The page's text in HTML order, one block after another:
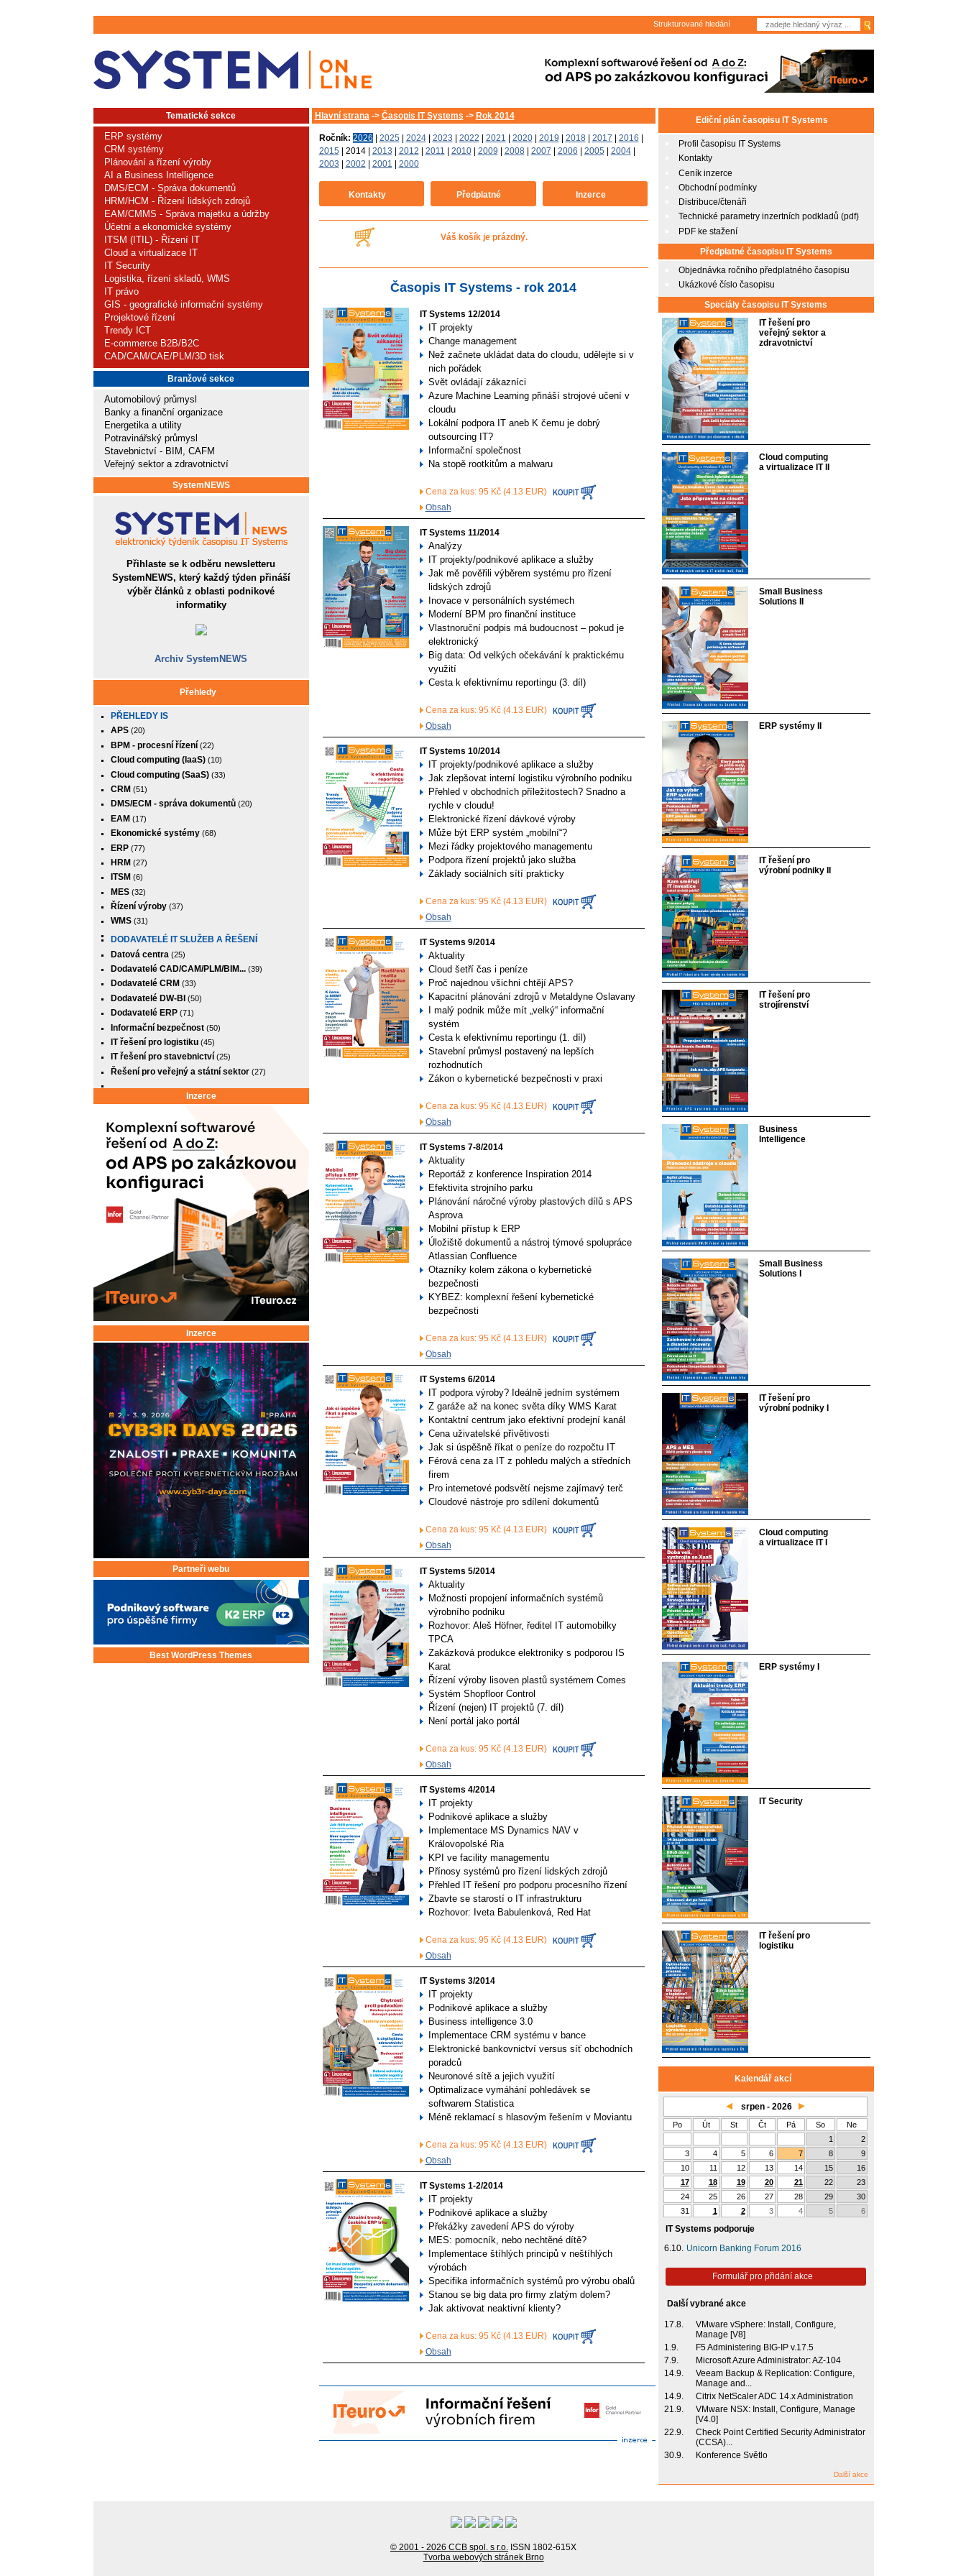
Strukturované hledání
Tematické sekce
ERP systémy
CRM systémy
Plánování a řízení výroby
AI a Business Intelligence
DMS/ECM - Správa dokumentů
HRM/HCM - Řízení lidských zdrojů
EAM/CMMS - Správa majetku a údržby
Účetní a ekonomické systémy
ITSM (ITIL) - Řízení IT
Cloud a virtualizace IT
IT Security
Logistika, řízení skladů, WMS
IT právo
GIS - geografické informační systémy
Projektové řízení
Trendy ICT
E-commerce B2B/B2C
CAD/CAM/CAE/PLM/3D tisk
Branžové sekce
Automobilový průmysl
Banky a finanční organizace
Energetika a utility
Potravinářský průmysl
Stavebnictví - BIM, CAFM
Veřejný sektor a zdravotnictví
SystemNEWS
Přihlaste se k odběru newsletteru
SystemNEWS, který každý týden přináší
výběr článků z oblasti podnikové
informatiky
Archiv SystemNEWS
Přehledy
PŘEHLEDY IS
APS(20)
BPM - procesní řízení(22)
Cloud computing (IaaS)(10)
Cloud computing (SaaS)(33)
CRM (51)
DMS/ECM - správa dokumentů(20)
EAM (17)
Ekonomické systémy(68)
ERP(77)
HRM (27)
ITSM (6)
MES(32)
Řízení výroby(37)
WMS(31)
DODAVATELÉ IT SLUŽEB A ŘEŠENÍ
Datová centra (25)
Dodavatelé CAD/CAM/PLM/BIM...(39)
Dodavatelé CRM (33)
Dodavatelé DW-BI (50)
Dodavatelé ERP(71)
Informační bezpečnost(50)
IT řešení pro logistiku(45)
IT řešení pro stavebnictví(25)
Řešení pro veřejný a státní sektor(27)
Inzerce
Inzerce
Partneři webu
Best WordPress Themes
Hlavní strana-> Časopis IT Systems -> Rok 2014
Ročník: 2026 2025 2024| 2023 2022 2021 2020| 2019 2018| 2017 2016
2015
2014| 2013 2012 2011 2010| 2009 2008| 2007 2006 2005 2004|
2003
2002 2001 2000
Kontakty Předplatné Inzerce
Váš košík je prázdný.
Časopis IT Systems - rok 2014
IT Systems 12/2014
IT projekty
Change management
Než začnete ukládat data do cloudu, udělejte si v
nich pořádek
Svět ovládají zákazníci
Azure Machine Learning přináší strojové učení v
cloudu
Lokální podpora IT aneb K čemu je dobrý
outsourcing IT?
Informační společnost
Na stopě rootkitům a malwaru
Cena za kus: 95 Kč (4.13 EUR)
Obsah
IT Systems 11/2014
Analýzy
IT projekty/podnikové aplikace a služby
Jak mě pověřili výběrem systému pro řízení
lidských zdrojů
Inovace v personálních systémech
Moderní BPM pro finanční instituce
Vlastnoruční podpis má budoucnost – pokud je
elektronický
Big data: Od velkých očekávání k praktickému
využití
Cesta k efektivnímu reportingu (3. díl)
Cena za kus: 95 Kč (4.13 EUR)
Obsah
IT Systems 10/2014
IT projekty/podnikové aplikace a služby
Jak zlepšovat interní logistiku výrobního podniku
Přehled v obchodních příležitostech? Snadno a
rychle v cloudu!
Elektronické řízení dávkové výroby
Může být ERP systém „mobilní“?
Mezi řádky projektového managementu
Podpora řízení projektů jako služba
Základy sociálních sítí prakticky
Cena za kus: 95 Kč (4.13 EUR)
Obsah
IT Systems 9/2014
Aktuality
Cloud šetří čas i peníze
Proč najednou všichni chtějí APS?
Kapacitní plánování zdrojů v Metaldyne Oslavany
I malý podnik může mít „velký“ informační
systém
Cesta k efektivnímu reportingu (1. díl)
Stavební průmysl postavený na lepších
rozhodnutích
Zákon o kybernetické bezpečnosti v praxi
Cena za kus: 95 Kč (4.13 EUR)
Obsah
IT Systems 7-8/2014
Aktuality
Reportáž z konference Inspiration 2014
Efektivita strojního parku
Plánování náročné výroby plastových dílů s APS
Asprova
Mobilní přístup k ERP
Úložiště dokumentů a nástroj týmové spolupráce
Atlassian Confluence
Otazníky kolem zákona o kybernetické
bezpečnosti
KYBEZ: komplexní řešení kybernetické
bezpečnosti
Cena za kus: 95 Kč (4.13 EUR)
Obsah
IT Systems 6/2014
IT podpora výroby? Ideálně jedním systémem
Z garáže až na konec světa díky WMS Karat
Kontaktní centrum jako efektivní prodejní kanál
Cena uživatelské přívětivosti
Jak si úspěšně říkat o peníze do rozpočtu IT
Férová cena za IT z pohledu malých a středních
firem
Pro internetové podsvětí nejsme zajímavý terč
Cloudové nástroje pro sdílení dokumentů
Cena za kus: 95 Kč (4.13 EUR)
Obsah
IT Systems 5/2014
Aktuality
Možnosti propojení informačních systémů
výrobního podniku
Rozhovor: Aleš Höfner, ředitel IT automobilky
TPCA
Zakázková produkce elektroniky s podporou IS
Karat
Řízení výroby lisoven plastů systémem Comes
Systém Shopfloor Control
Řízení (nejen) IT projektů (7. díl)
Není portál jako portál
Cena za kus: 95 Kč (4.13 EUR)
Obsah
IT Systems 4/2014
IT projekty
Podnikové aplikace a služby
Implementace MS Dynamics NAV v
Královopolské Ria
KPI ve facility managementu
Přínosy systémů pro řízení lidských zdrojů
Přehled IT řešení pro podporu procesního řízení
Zbavte se starostí o IT infrastrukturu
Rozhovor: Iveta Babulenková, Red Hat
Cena za kus: 95 Kč (4.13 EUR)
Obsah
IT Systems 3/2014
IT projekty
Podnikové aplikace a služby
Business intelligence 3.0
Implementace CRM systému v bance
Elektronické bankovnictví versus síť obchodních
poradců
Neuronové sítě a jejich využití
Optimalizace vymáhání pohledávek se
softwarem Statistica
Méně reklamací s hlasovým řešením v Moviantu
Cena za kus: 95 Kč (4.13 EUR)
Obsah
IT Systems 1-2/2014
IT projekty
Podnikové aplikace a služby
Překážky zavedení APS do výroby
MES: pomocník, nebo nechtěné dítě?
Implementace štíhlých principů v neštíhlých
výrobách
Specifika informačních systémů pro výrobu obalů
Stanou se big data pro firmy zlatým dolem?
Jak aktivovat neaktivní klienty?
Cena za kus: 95 Kč (4.13 EUR)
Obsah
Ediční plán časopisu IT Systems
Profil časopisu IT Systems
Kontakty
Ceník inzerce
Obchodní podmínky
Distribuce/čtenáři
Technické parametry inzertních podkladů (pdf)
PDF ke stažení
Předplatné časopisu IT Systems
Objednávka ročního předplatného časopisu
Ukázkové číslo časopisu
Speciály časopisu IT Systems
IT řešení pro
veřejný sektor a
zdravotnictví
Cloud computing
a virtualizace IT II
Small Business
Solutions II
ERP systémy II
IT řešení pro
výrobní podniky II
IT řešení pro
strojírenství
Business
Intelligence
Small Business
Solutions I
IT řešení pro
výrobní podniky I
Cloud computing
a virtualizace IT I
ERP systémy I
IT Security
IT řešení pro
logistiku
Kalendář akcí
srpen - 2026
Po Út St Čt Pá So
Ne
1
2
3
4 5 6 7 8
9
10
11 12 13 14 15
16
17
18 19 20 21 22
23
24
25 26 27 28 29
30
31
1 2 3 4 5 6
IT Systems podporuje
6.10. Unicorn Banking Forum 2016
Formulář pro přidání akce
Další vybrané akce
17.8.
VMware vSphere: Install, Configure,
Manage [V8]
1.9.
F5 Administering BIG-IP v.17.5
7.9.
Microsoft Azure Administrator: AZ-104
14.9.
Veeam Backup & Replication: Configure,
Manage and...
14.9.
Citrix NetScaler ADC 14.x Administration
21.9.
VMware NSX: Install, Configure, Manage
[V4.0]
22.9.
Check Point Certified Security Administrator
(CCSA)...
30.9.
Konference Světlo
Další akce
© 2001 - 2026 CCB spol. s r.o. ISSN 1802-615X
Tvorba webových stránek Brno